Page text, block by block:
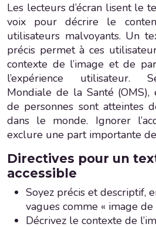
Les lecteurs d’écran lisent le
voix pour décrire le
utilisateurs malvoyants. Un
précis permet à ces
contexte de l’image et de
l’expérience utilisateur.
Mondiale de la Santé
de personnes sont atteintes
dans le monde. Ignorer
exclure une part importante
Directives pour un
accessible
Soyez précis et descriptif,
vagues comme « image de
Décrivez le contexte de